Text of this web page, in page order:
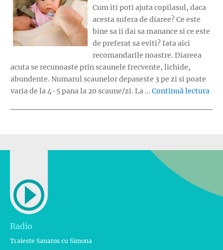
Cum iti poti ajuta copilasul, daca
acesta sufera de diaree? Ce este
bine sa ii dai sa manance si ce este
de preferat sa eviti? Iata aici
recomandarile noastre. Diareea
acuta se recunoaste prin scaunele frecvente, lichide,
abundente. Numarul scaunelor depaseste 3 pe zi si poate
varia de la 4-5 pana la 20 scaune/zi. La … Continuă lectura
Radio
Traieste Sanatos cu Simona